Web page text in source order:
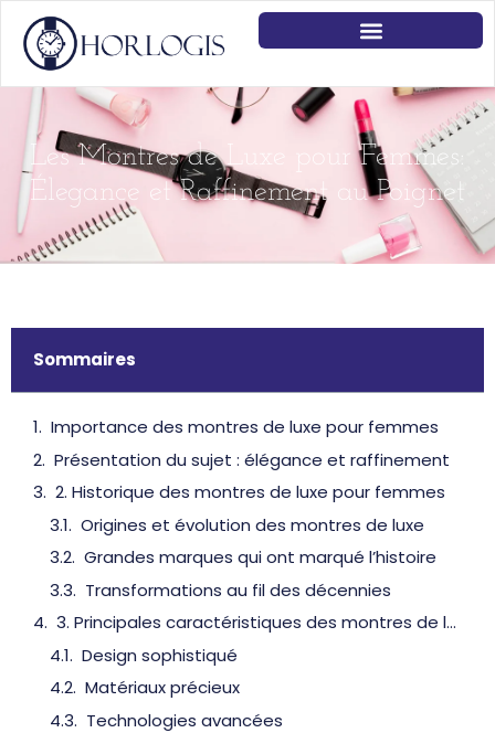
Les Montres de Luxe pour Femmes:
Élegance et Raffinement au Poignet
Sommaires
Importance des montres de luxe pour femmes
Présentation du sujet : élégance et raffinement
2. Historique des montres de luxe pour femmes
Origines et évolution des montres de luxe
Grandes marques qui ont marqué l’histoire
Transformations au fil des décennies
3. Principales caractéristiques des montres de luxe pour femmes
Design sophistiqué
Matériaux précieux
Technologies avancées